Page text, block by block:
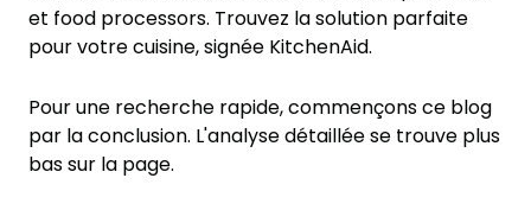
et food processors. Trouvez la solution parfaite
pour votre cuisine, signée KitchenAid.
Pour une recherche rapide, commençons ce blog
par la conclusion. L'analyse détaillée se trouve plus
bas sur la page.